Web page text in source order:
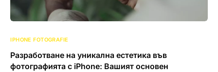
IPHONE FOTOGRAFIE
Разработване на уникална естетика във
фотографията с iPhone: Вашият основен